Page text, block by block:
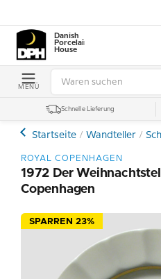
Danish
Porcelain
House
MENÜ
Schnelle Lieferung
Startseite Wandteller
ROYAL COPENHAGEN
1972 Der
Copenhagen
SPARREN 23%